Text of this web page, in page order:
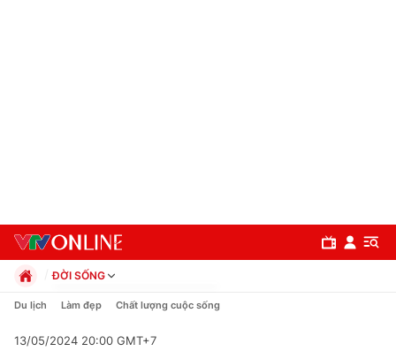
ĐỜI SỐNG
Chính trị
Pháp luật
Du lịch Làm đẹp Chất lượng cuộc sống
13/05/2024 20:00 GMT+7